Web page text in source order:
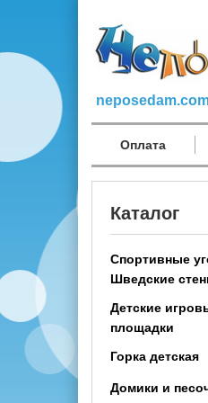
Оплата
Каталог
Спортивные
Шведские
Спортивный
детям
Шведская
Детские
площадки
Деревянные
Горка детская
Домики и